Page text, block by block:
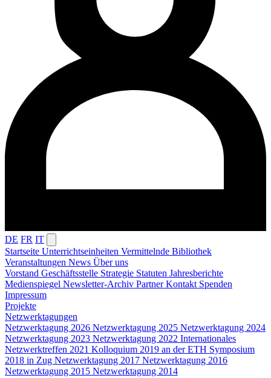
DE FR IT
Startseite Unterrichtseinheiten Vermittelnde Bibliothek
Veranstaltungen News Über uns
Vorstand Geschäftsstelle Strategie Statuten Jahresberichte
Medienspiegel Newsletter-Archiv PartnerKontakt Spenden
Impressum
Projekte
Netzwerktagungen
Netzwerktagung 2026 Netzwerktagung 2025 Netzwerktagung 2024
Netzwerktagung 2023 Netzwerktagung 2022 Internationales
Netzwerktreffen 2021 Kolloquium 2019 an der ETH Symposium
2018 in Zug Netzwerktagung 2017 Netzwerktagung 2016
Netzwerktagung 2015 Netzwerktagung 2014